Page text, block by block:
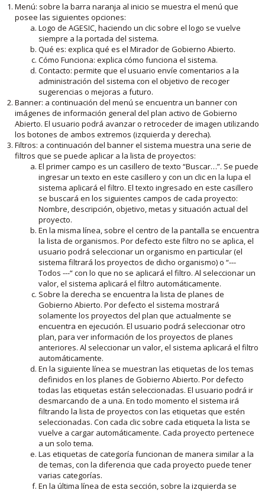
Menú: sobre la barra naranja al inicio se muestra el menú que
posee las siguientes opciones:
Logo de AGESIC, haciendo un clic sobre el logo se vuelve
siempre a la portada del sistema.
Qué es: explica qué es el Mirador de Gobierno Abierto.
Cómo Funciona: explica cómo funciona el sistema.
Contacto: permite que el usuario envíe comentarios a la
administración del sistema con el objetivo de recoger
sugerencias o mejoras a futuro.
Banner: a continuación del menú se encuentra un banner con
imágenes de información general del plan activo de Gobierno
Abierto. El usuario podrá avanzar o retroceder de imagen utilizando
los botones de ambos extremos (izquierda y derecha).
Filtros: a continuación del banner el sistema muestra una serie de
filtros que se puede aplicar a la lista de proyectos:
El primer campo es un casillero de texto “Buscar…”. Se puede
ingresar un texto en este casillero y con un clic en la lupa el
sistema aplicará el filtro. El texto ingresado en este casillero
se buscará en los siguientes campos de cada proyecto:
Nombre, descripción, objetivo, metas y situación actual del
proyecto.
En la misma línea, sobre el centro de la pantalla se encuentra
la lista de organismos. Por defecto este filtro no se aplica, el
usuario podrá seleccionar un organismo en particular (el
sistema filtrará los proyectos de dicho organismo) o “---
Todos ---“ con lo que no se aplicará el filtro. Al seleccionar un
valor, el sistema aplicará el filtro automáticamente.
Sobre la derecha se encuentra la lista de planes de
Gobierno Abierto. Por defecto el sistema mostrará
solamente los proyectos del plan que actualmente se
encuentra en ejecución. El usuario podrá seleccionar otro
plan, para ver información de los proyectos de planes
anteriores. Al seleccionar un valor, el sistema aplicará el filtro
automáticamente.
En la siguiente línea se muestran las etiquetas de los temas
definidos en los planes de Gobierno Abierto. Por defecto
todas las etiquetas están seleccionadas. El usuario podrá ir
desmarcando de a una. En todo momento el sistema irá
filtrando la lista de proyectos con las etiquetas que estén
seleccionadas. Con cada clic sobre cada etiqueta la lista se
vuelve a cargar automáticamente. Cada proyecto pertenece
a un solo tema.
Las etiquetas de categoría funcionan de manera similar a la
de temas, con la diferencia que cada proyecto puede tener
varias categorías.
En la última línea de esta sección, sobre la izquierda se